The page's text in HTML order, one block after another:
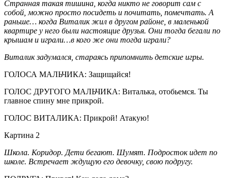
Странная такая тишина, когда никто не говорит сам с
собой, можно просто посидеть и почитать, помечтать. А
раньше… когда Виталик жил в другом районе, в маленькой
квартире у него были настоящие друзья. Они тогда бегали по
крышам и играли…в кого же они тогда играли?
Виталик задумался, стараясь припомнить детские игры.
ГОЛОСА МАЛЬЧИКА: Защищайся!
ГОЛОС ДРУГОГО МАЛЬЧИКА: Виталька, отобьемся. Ты
главное спину мне прикрой.
ГОЛОС ВИТАЛИКА: Прикрой! Атакую!
Картина 2
Школа. Коридор. Дети бегают. Шумят. Подросток идет по
школе. Встречает ждущую его девочку, свою подругу.